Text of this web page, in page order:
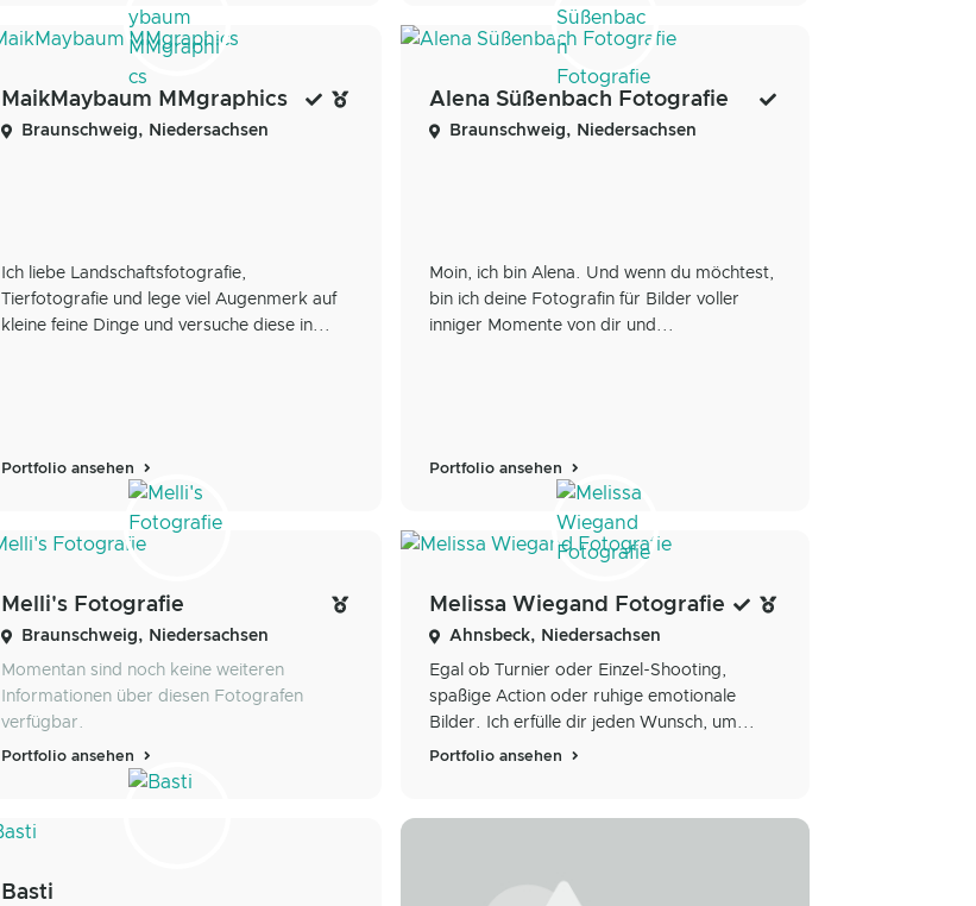
MaikMaybaum MMgraphics
Braunschweig, Niedersachsen
Ich liebe Landschaftsfotografie,
Tierfotografie und lege viel Augenmerk auf
kleine feine Dinge und versuche diese in...
Portfolio ansehen
Alena Süßenbach Fotografie
Braunschweig, Niedersachsen
Moin, ich bin Alena. Und wenn du möchtest,
bin ich deine Fotografin für Bilder voller
inniger Momente von dir und...
Portfolio ansehen
Melli's Fotografie
Braunschweig, Niedersachsen
Momentan sind noch keine weiteren
Informationen über diesen Fotografen
verfügbar.
Portfolio ansehen
Melissa Wiegand Fotografie
Ahnsbeck, Niedersachsen
Egal ob Turnier oder Einzel-Shooting,
spaßige Action oder ruhige emotionale
Bilder. Ich erfülle dir jeden Wunsch, um...
Portfolio ansehen
Basti